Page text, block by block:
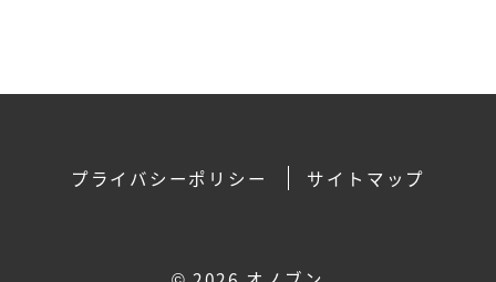
プライバシーポリシー サイトマップ